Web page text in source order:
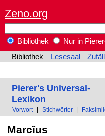
Zeno.org
Bibliothek
Nur in
Bibliothek
Lesesaal
Pierer's Universal-
Lexikon
Vorwort Stichwörter
Marcĭus